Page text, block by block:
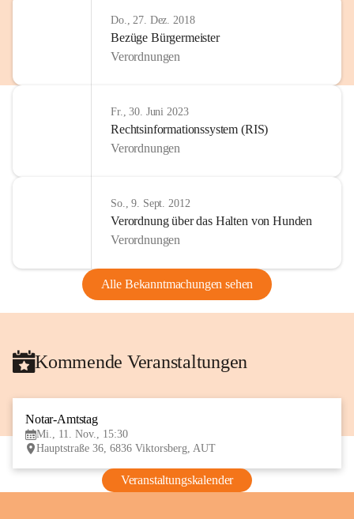
Do., 27. Dez. 2018
Bezüge Bürgermeister
Verordnungen
Fr., 30. Juni 2023
Rechtsinformationssystem (RIS)
Verordnungen
So., 9. Sept. 2012
Verordnung über das Halten von Hunden
Verordnungen
Alle Bekanntmachungen sehen
Kommende Veranstaltungen
Notar-Amtstag
Mi., 11. Nov., 15:30
Hauptstraße 36, 6836 Viktorsberg, AUT
Veranstaltungskalender